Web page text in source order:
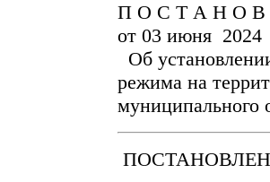
П О С Т А Н О В
от 03 июня
Об
режима на
муниципального